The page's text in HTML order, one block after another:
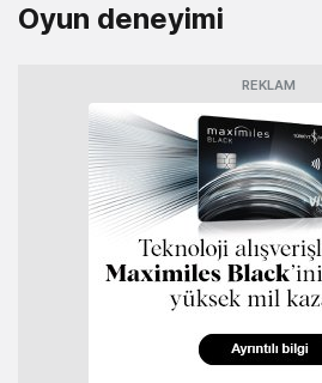
Oyun deneyimi
REKLAM